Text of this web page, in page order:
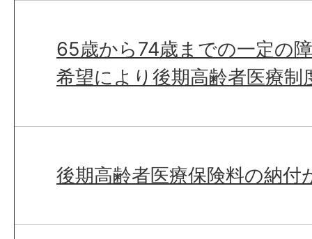
65歳から74歳までの一定の
希望により後期高齢者医療
後期高齢者医療保険料の納付